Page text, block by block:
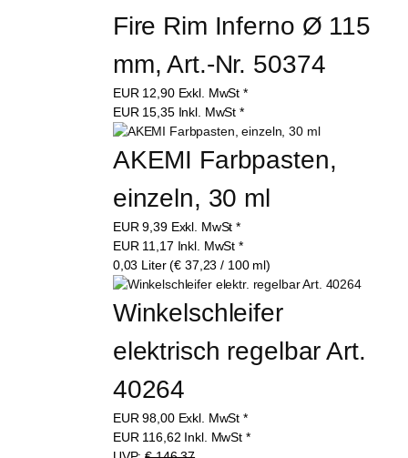
Fire Rim Inferno Ø 115
mm, Art.-Nr. 50374
EUR 12,90 Exkl. MwSt *
EUR 15,35 Inkl. MwSt *
AKEMI Farbpasten,
einzeln, 30 ml
EUR9,39 Exkl. MwSt *
EUR 11,17 Inkl. MwSt *
0,03 Liter (€ 37,23 / 100 ml)
Winkelschleifer
elektrisch regelbar Art.
40264
EUR98,00 Exkl. MwSt *
EUR 116,62 Inkl. MwSt *